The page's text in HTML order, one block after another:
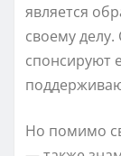
является
своему
спонсируют
Но помимо